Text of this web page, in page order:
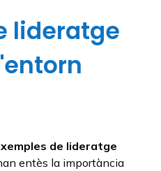
lideratge
de lideratge
entès la importància